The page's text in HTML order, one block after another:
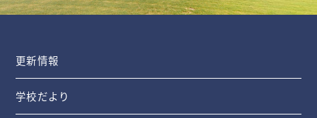
更新情報
学校だより